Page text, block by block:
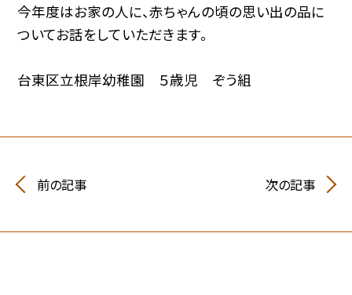
今年度はお家の人に、赤ちゃんの頃の思い出の品に
ついてお話をしていただきます。
台東区立根岸幼稚園 ５歳児 ぞう組
前の記事 次の記事